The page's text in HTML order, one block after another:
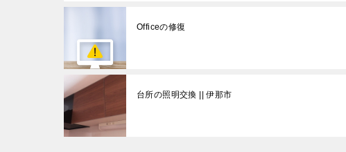
Officeの修復
台所の照明交換 || 伊那市